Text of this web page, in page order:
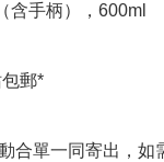
含手柄），600ml
郵*
合單一同寄出，如